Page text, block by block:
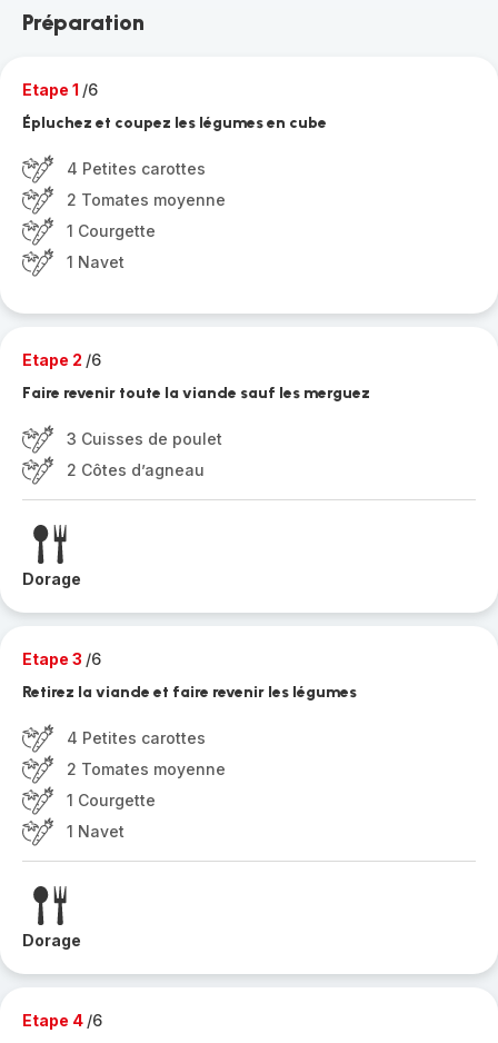
Préparation
Etape 1 /6
Épluchez et coupez les légumes en cube
4 Petites carottes
2 Tomates moyenne
1 Courgette
1 Navet
Etape 2 /6
Faire revenir toute la viande sauf les merguez
3 Cuisses de poulet
2 Côtes d’agneau
Dorage
Etape 3 /6
Retirez la viande et faire revenir les légumes
4 Petites carottes
2 Tomates moyenne
1 Courgette
1 Navet
Dorage
Etape 4 /6